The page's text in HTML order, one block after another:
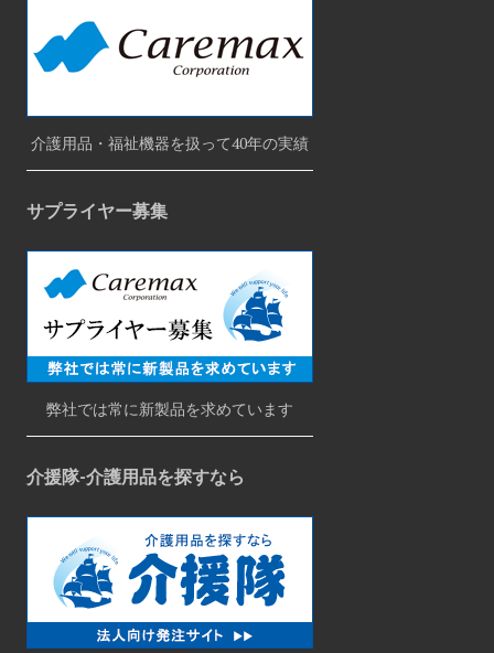
介護用品・福祉機器を扱って40年の実績
サプライヤー募集
弊社では常に新製品を求めています
介援隊-介護用品を探すなら